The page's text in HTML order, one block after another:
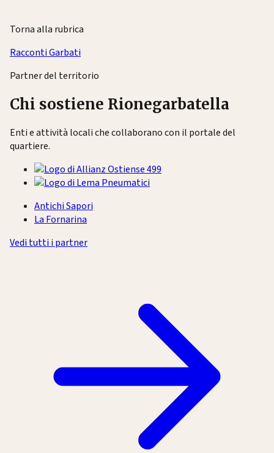
Torna alla rubrica
Racconti Garbati
Partner del territorio
Chi sostiene Rionegarbatella
Enti e attività locali che collaborano con il portale del
quartiere.
Antichi Sapori
La Fornarina
Vedi tutti i partner